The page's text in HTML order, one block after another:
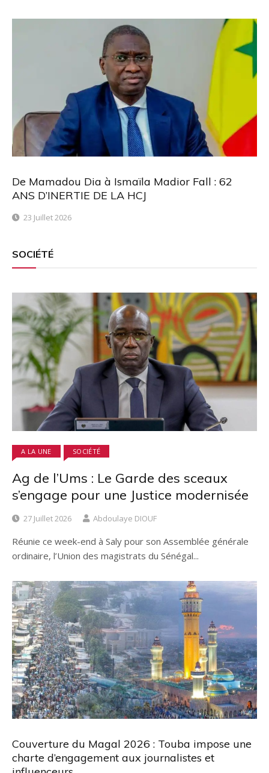
De Mamadou Dia à Ismaïla Madior Fall : 62
ANS D’INERTIE DE LA HCJ
23 Juillet 2026
SOCIÉTÉ
A LA UNE SOCIÉTÉ
Ag de l’Ums : Le Garde des sceaux
s’engage pour une Justice modernisée
27 Juillet 2026 Abdoulaye DIOUF
Réunie ce week-end à Saly pour son Assemblée générale
ordinaire, l’Union des magistrats du Sénégal...
Couverture du Magal 2026 : Touba impose une
charte d’engagement aux journalistes et